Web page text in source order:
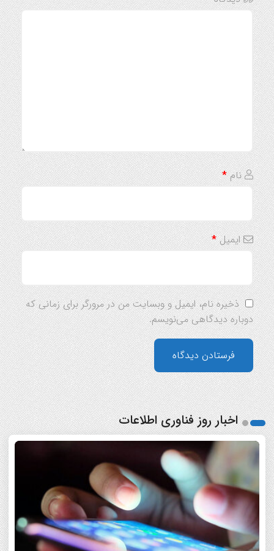
نام*
ایمیل*
ذخیره نام، ایمیل و وبسایت من در مرورگر برای زمانی که
دوباره دیدگاهی می‌نویسم.
اخبار روز فناوری اطلاعات